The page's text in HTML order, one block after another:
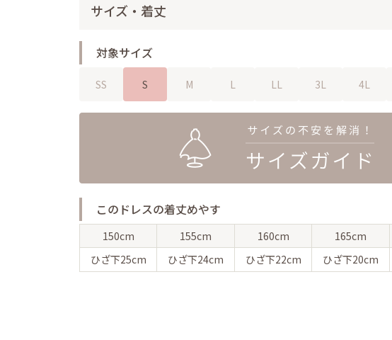
サイズ・着丈
対象サイズ
SS S M L LL 3L 4L
このドレスの着丈めやす
150cm 155cm 160cm 165cm
ひざ下25cm ひざ下24cm ひざ下22cm ひざ下20cm